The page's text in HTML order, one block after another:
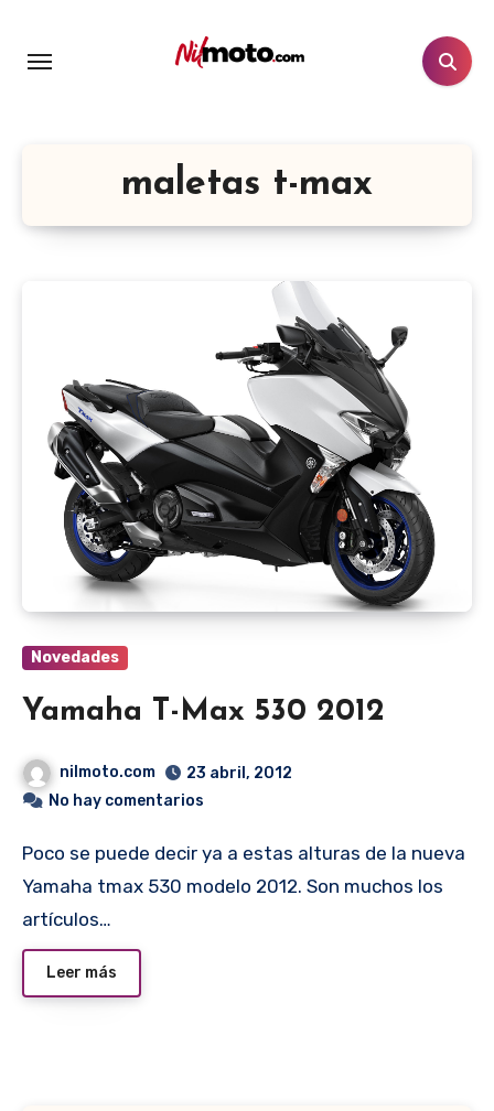
maletas t-max
Novedades
Yamaha T-Max 530 2012
nilmoto.com
23 abril, 2012
No hay comentarios
Poco se puede decir ya a estas alturas de la nueva
Yamaha tmax 530 modelo 2012. Son muchos los
artículos…
Leer más